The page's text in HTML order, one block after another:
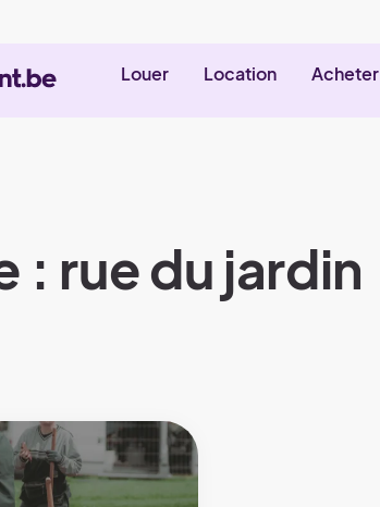
Louer Location Acheter
: rue du jardin